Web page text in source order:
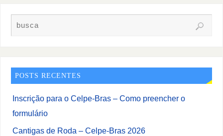
POSTS RECENTES
Inscrição para o Celpe-Bras – Como preencher o
formulário
Cantigas de Roda – Celpe-Bras 2026